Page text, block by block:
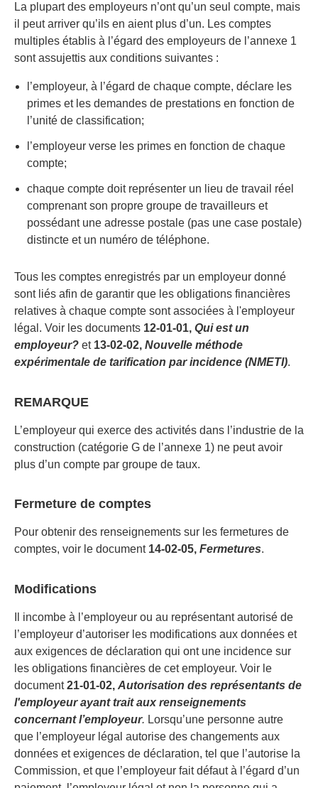
La plupart des employeurs n’ont qu’un seul compte, mais
il peut arriver qu’ils en aient plus d’un. Les comptes
multiples établis à l’égard des employeurs de l’annexe 1
sont assujettis aux conditions suivantes :
l’employeur, à l’égard de chaque compte, déclare les
primes et les demandes de prestations en fonction de
l’unité de classification;
l’employeur verse les primes en fonction de chaque
compte;
chaque compte doit représenter un lieu de travail réel
comprenant son propre groupe de travailleurs et
possédant une adresse postale (pas une case postale)
distincte et un numéro de téléphone.
Tous les comptes enregistrés par un employeur donné
sont liés afin de garantir que les obligations financières
relatives à chaque compte sont associées à l'employeur
légal. Voir les documents 12-01-01, Qui est un
employeur? et 13-02-02, Nouvelle méthode
expérimentale de tarification par incidence (NMETI).
REMARQUE
L’employeur qui exerce des activités dans l’industrie de la
construction (catégorie G de l’annexe 1) ne peut avoir
plus d’un compte par groupe de taux.
Fermeture de comptes
Pour obtenir des renseignements sur les fermetures de
comptes, voir le document 14-02-05, Fermetures.
Modifications
Il incombe à l’employeur ou au représentant autorisé de
l’employeur d’autoriser les modifications aux données et
aux exigences de déclaration qui ont une incidence sur
les obligations financières de cet employeur. Voir le
document21-01-02, Autorisation des représentants de
l'employeur ayant trait aux renseignements
concernant l’employeur. Lorsqu’une personne autre
que l’employeur légal autorise des changements aux
données et exigences de déclaration, tel que l’autorise la
Commission, et que l’employeur fait défaut à l’égard d’un